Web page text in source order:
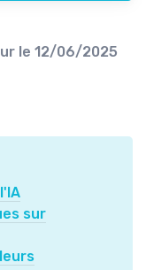
le 12/06/2025
sur